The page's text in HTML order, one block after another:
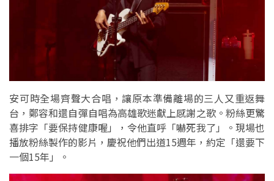
安可時全場齊聲大合唱，讓原本準備離場的三人又重返舞
台，鄭容和還自彈自唱為高雄歌迷獻上感謝之歌。粉絲更驚
喜排字「要保持健康喔」，令他直呼「嚇死我了」。現場也
播放粉絲製作的影片，慶祝他們出道15週年，約定「還要下
一個15年」。